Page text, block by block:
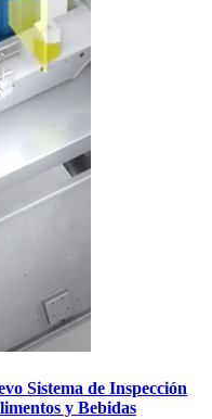
Sistema de Inspección
y Bebidas